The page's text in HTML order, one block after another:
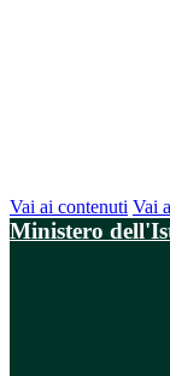
Vai ai contenuti Vai
Ministero